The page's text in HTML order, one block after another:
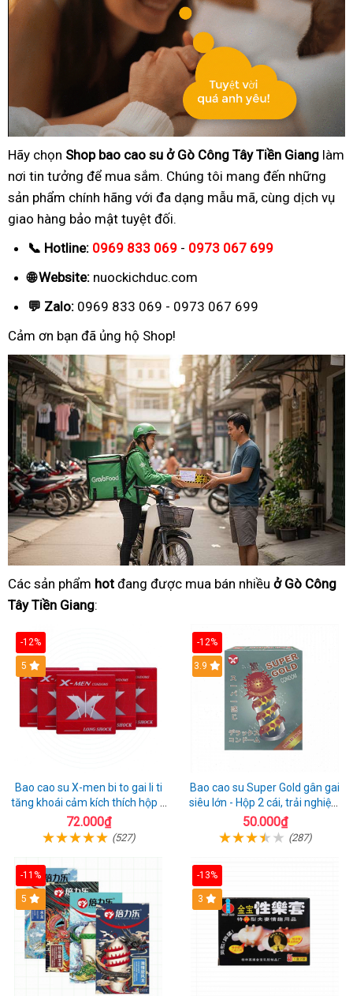
Hãy chọn Shop bao cao su ở Gò Công Tây Tiền Giang làm
nơi tin tưởng để mua sắm. Chúng tôi mang đến những
sản phẩm chính hãng với đa dạng mẫu mã, cùng dịch vụ
giao hàng bảo mật tuyệt đối.
📞 Hotline: 0969 833 069 - 0973 067 699
🌐 Website: nuockichduc.com
💬 Zalo: 0969 833 069 - 0973 067 699
Cảm ơn bạn đã ủng hộ Shop!
Các sản phẩm hot đang được mua bán nhiều ở Gò Công
Tây Tiền Giang:
-12%
Hot
5
Bao cao su X-men bi to gai li ti
tăng khoái cảm kích thích hộp 1
cái
72.000₫
(527)
-12%
3.9
Bao cao su Super Gold gân gai
siêu lớn - Hộp 2 cái, trải nghiệm
mới lạ
50.000₫
(287)
-11%
Hot
5
-13%
3